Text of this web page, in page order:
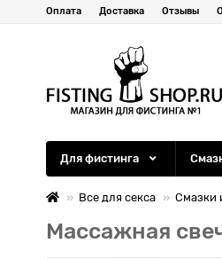
Оплата Доставка Отзывы
Для фистинга
Все для секса Смазки
Массажная